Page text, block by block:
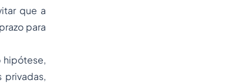
que a
para
hipótese,